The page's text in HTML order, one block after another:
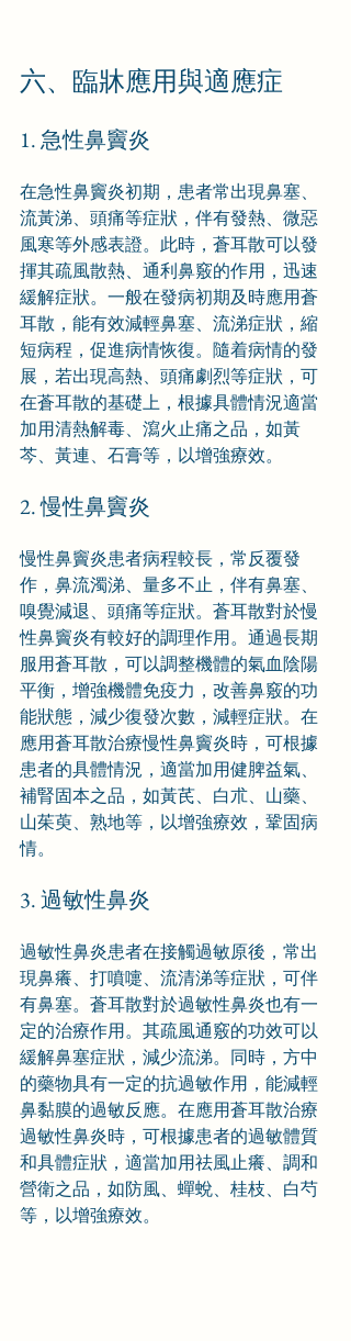
六、臨牀應用與適應症
1. 急性鼻竇炎
在急性鼻竇炎初期，患者常出現鼻塞、
流黃涕、頭痛等症狀，伴有發熱、微惡
風寒等外感表證。此時，蒼耳散可以發
揮其疏風散熱、通利鼻竅的作用，迅速
緩解症狀。一般在發病初期及時應用蒼
耳散，能有效減輕鼻塞、流涕症狀，縮
短病程，促進病情恢復。隨着病情的發
展，若出現高熱、頭痛劇烈等症狀，可
在蒼耳散的基礎上，根據具體情況適當
加用清熱解毒、瀉火止痛之品，如黃
芩、黃連、石膏等，以增強療效。
2. 慢性鼻竇炎
慢性鼻竇炎患者病程較長，常反覆發
作，鼻流濁涕、量多不止，伴有鼻塞、
嗅覺減退、頭痛等症狀。蒼耳散對於慢
性鼻竇炎有較好的調理作用。通過長期
服用蒼耳散，可以調整機體的氣血陰陽
平衡，增強機體免疫力，改善鼻竅的功
能狀態，減少復發次數，減輕症狀。在
應用蒼耳散治療慢性鼻竇炎時，可根據
患者的具體情況，適當加用健脾益氣、
補腎固本之品，如黃芪、白朮、山藥、
山茱萸、熟地等，以增強療效，鞏固病
情。
3. 過敏性鼻炎
過敏性鼻炎患者在接觸過敏原後，常出
現鼻癢、打噴嚏、流清涕等症狀，可伴
有鼻塞。蒼耳散對於過敏性鼻炎也有一
定的治療作用。其疏風通竅的功效可以
緩解鼻塞症狀，減少流涕。同時，方中
的藥物具有一定的抗過敏作用，能減輕
鼻黏膜的過敏反應。在應用蒼耳散治療
過敏性鼻炎時，可根據患者的過敏體質
和具體症狀，適當加用祛風止癢、調和
營衛之品，如防風、蟬蛻、桂枝、白芍
等，以增強療效。